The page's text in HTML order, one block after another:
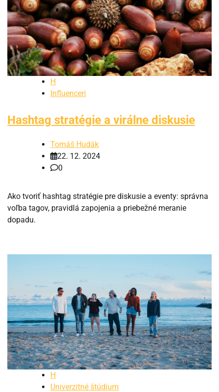
H
Influenceri
Hashtag stratégie a virálne diskusie
Tomáš Hudák
22. 12. 2024
0
Ako tvoriť hashtag stratégie pre diskusie a eventy: správna
voľba tagov, pravidlá zapojenia a priebežné meranie
dopadu.
H
Univerzitné štúdium